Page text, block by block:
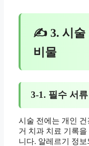
✍ 3. 시술
비물
3-1. 필수 서
시술 전에는 개인
거 치과 치료 기록
니다. 알레르기 정보